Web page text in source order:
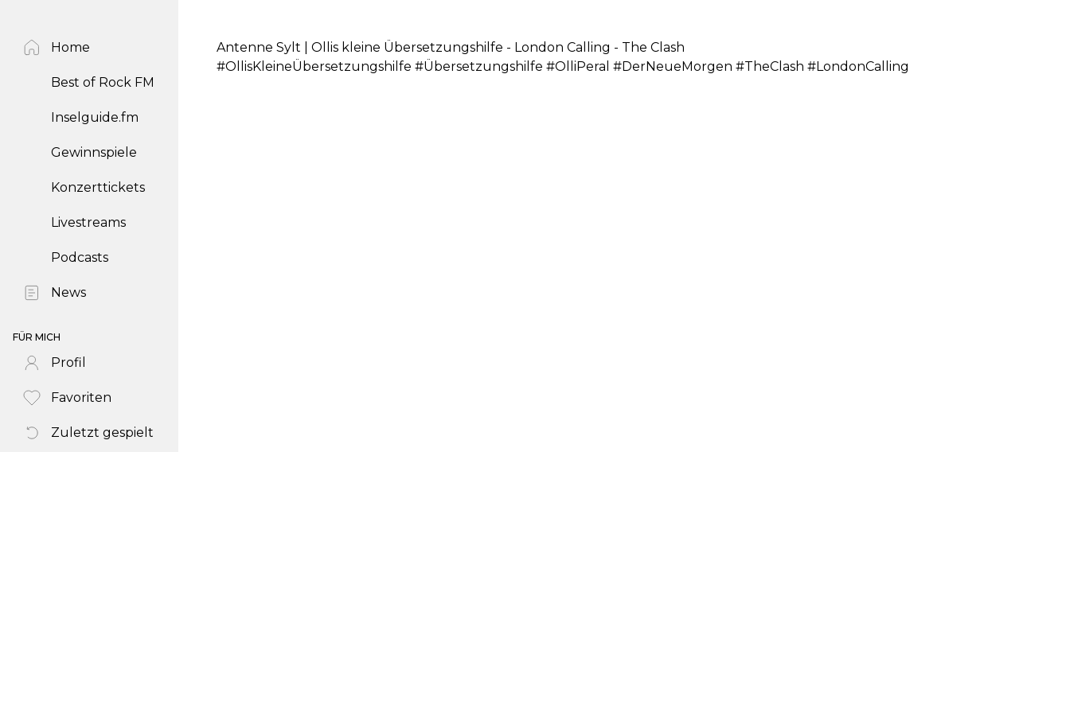
Home
Best of Rock FM
Inselguide.fm
Gewinnspiele
Konzerttickets
Livestreams
Podcasts
News
FÜR MICH
Profil
Favoriten
Zuletzt gespielt
Antenne Sylt | Ollis kleine Übersetzungshilfe - London Calling - The Clash
#OllisKleineÜbersetzungshilfe #Übersetzungshilfe #OlliPeral #DerNeueMorgen #TheClash #LondonCalling